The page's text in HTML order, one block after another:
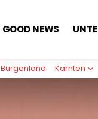
GOOD NEWS
Burgenland Kärnten